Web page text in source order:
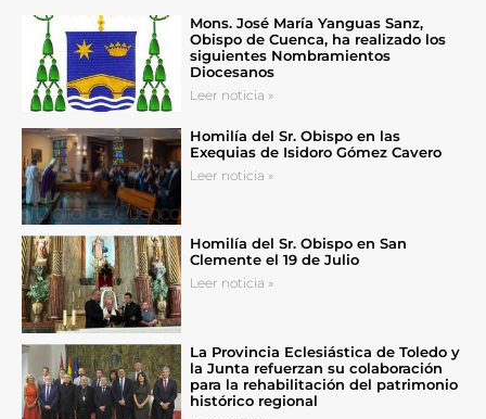
Mons. José María Yanguas Sanz,
Obispo de Cuenca, ha realizado los
siguientes Nombramientos
Diocesanos
Leer noticia »
Homilía del Sr. Obispo en las
Exequias de Isidoro Gómez Cavero
Leer noticia »
Homilía del Sr. Obispo en San
Clemente el 19 de Julio
Leer noticia »
La Provincia Eclesiástica de Toledo y
la Junta refuerzan su colaboración
para la rehabilitación del patrimonio
histórico regional